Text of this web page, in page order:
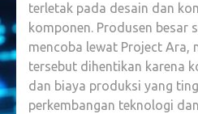
terletak pada desain dan
komponen. Produsen besar
mencoba lewat Project Ara,
tersebut dihentikan karena
dan biaya produksi yang
perkembangan teknologi